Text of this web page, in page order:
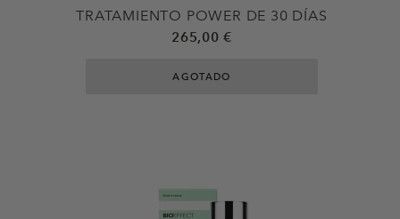
TRATAMIENTO POWER DE 30 DÍAS
265,00 €
AGOTADO